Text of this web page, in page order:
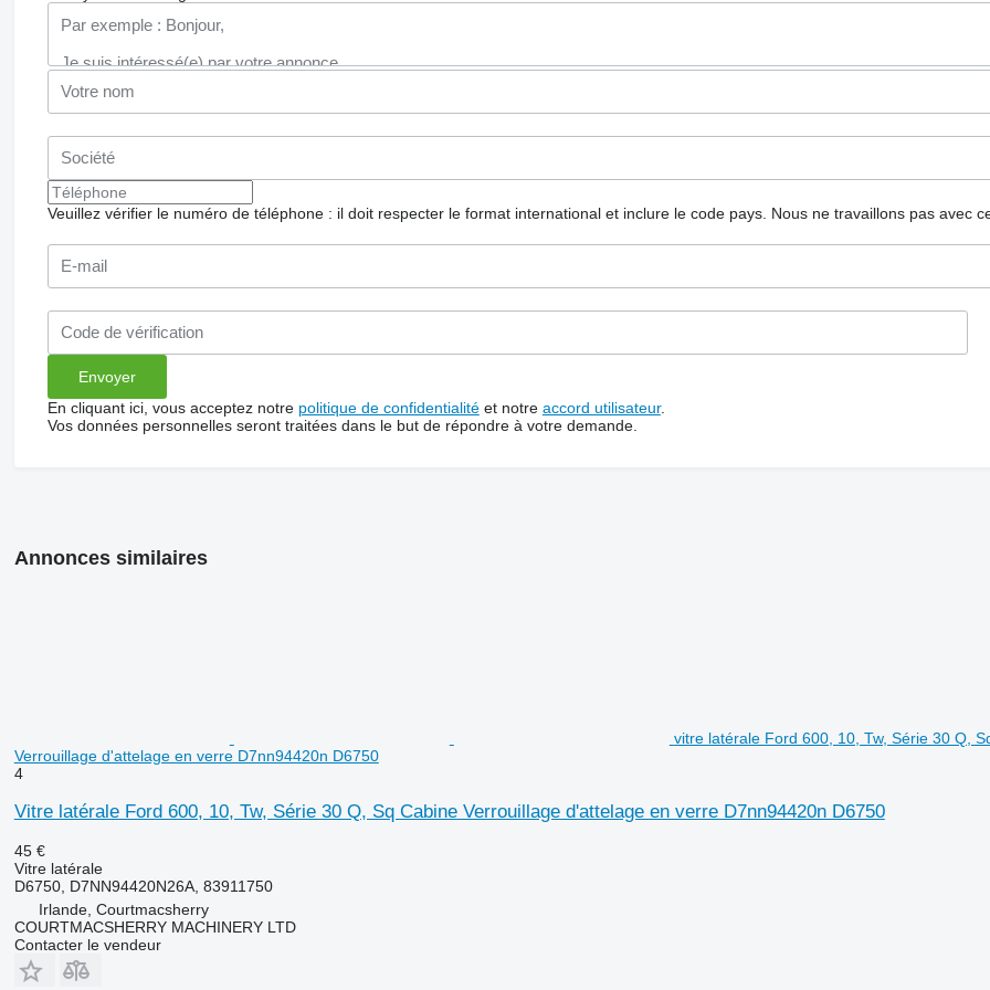
Veuillez vérifier le numéro de téléphone : il doit respecter le format international et inclure le code pays. Nous ne travaillons pas avec
En cliquant ici, vous acceptez notre politique de confidentialitéet notre accord utilisateur.
Vos données personnelles seront traitées dans le but de répondre à votre demande.
Annonces similaires
vitre latérale Ford 600, 10, Tw, Série 30 Q,
Verrouillage d'attelage en verre D7nn94420n D6750
4
Vitre latérale Ford 600, 10, Tw, Série 30 Q, Sq Cabine Verrouillage d'attelage en verre D7nn94420n D6750
45 €
Vitre latérale
D6750, D7NN94420N26A, 83911750
Irlande, Courtmacsherry
COURTMACSHERRY MACHINERY LTD
Contacter le vendeur